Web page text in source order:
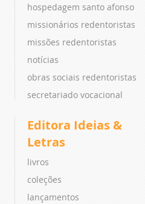
hospedagem santo afonso
missionários redentoristas
missões redentoristas
notícias
obras sociais redentoristas
secretariado vocacional
Editora Ideias &
Letras
livros
coleções
lançamentos